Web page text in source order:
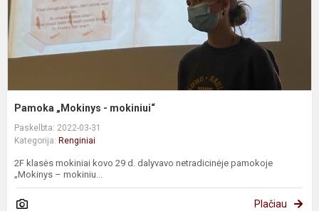
Pamoka „Mokinys - mokiniui“
Paskelbta: 2022-03-31
Kategorija: Renginiai
2F klasės mokiniai kovo 29 d. dalyvavo netradicinėje pamokoje
„Mokinys – mokiniu...
Plačiau